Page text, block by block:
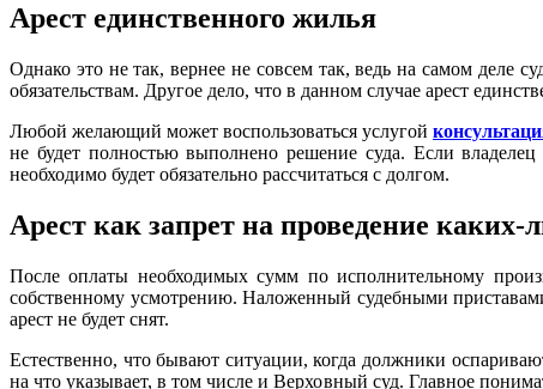
Арест единственного жилья
Однако это не так, вернее не совсем так, ведь на самом деле
обязательствам. Другое дело, что в данном случае арест
Любой желающий может воспользоваться услугой
не будет полностью выполнено решение суда. Если
необходимо будет обязательно рассчитаться с долгом.
Арест как запрет на проведение каких-
После оплаты необходимых сумм по исполнительному
собственному усмотрению. Наложенный судебными
арест не будет снят.
Естественно, что бывают ситуации, когда должники
на что указывает, в том числе и Верховный суд. Главное